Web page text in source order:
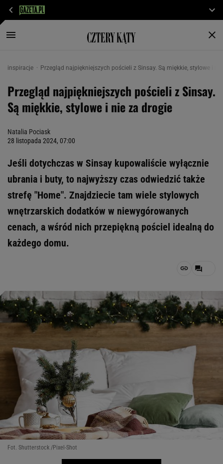
inspiracje Przegląd najpiękniejszych pościeli z Sinsay. Są miękkie, stylowe i
Przegląd najpiękniejszych pościeli z Sinsay.
Są miękkie, stylowe i nie za drogie
Natalia Pociask
28 listopada 2024, 07:00
Jeśli dotychczas w Sinsay kupowaliście wyłącznie
ubrania i buty, to najwyższy czas odwiedzić także
strefę "Home". Znajdziecie tam wiele stylowych
wnętrzarskich dodatków w niewygórowanych
cenach, a wśród nich przepiękną pościel idealną do
każdego domu.
Fot. Shutterstock /Pixel-Shot